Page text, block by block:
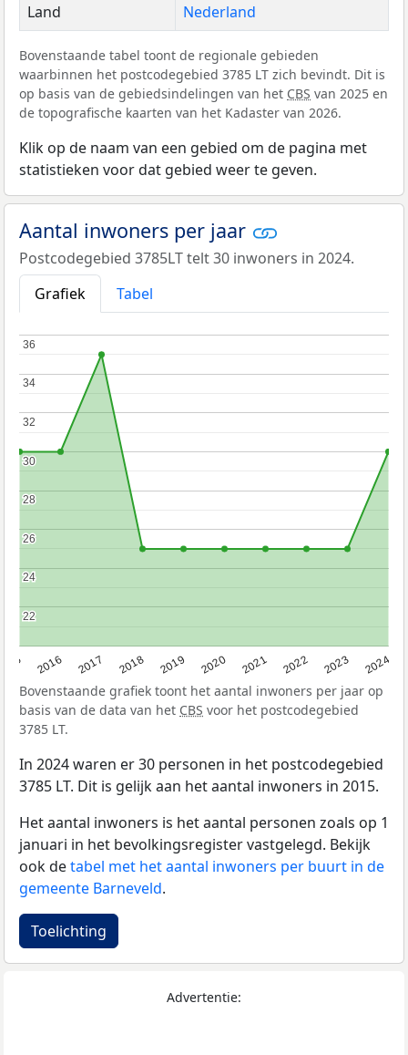
Land
Nederland
Bovenstaande tabel toont de regionale gebieden
waarbinnen het postcodegebied 3785 LT zich bevindt. Dit is
op basis van de gebiedsindelingen van het CBS van 2025 en
de topografische kaarten van het Kadaster van 2026.
Klik op de naam van een gebied om de pagina met
statistieken voor dat gebied weer te geven.
Aantal inwoners per jaar
Postcodegebied 3785LT telt 30 inwoners in 2024.
Grafiek
Tabel
2016 2017 2018 2019 2020 2021 2022 2023 2024
22
22
24
24
26
26
28
28
30
30
32
32
34
34
36
36
Bovenstaande grafiek toont het aantal inwoners per jaar op
basis van de data van het CBS voor het postcodegebied
3785 LT.
In 2024 waren er 30 personen in het postcodegebied
3785 LT. Dit is gelijk aan het aantal inwoners in 2015.
Het aantal inwoners is het aantal personen zoals op 1
januari in het bevolkingsregister vastgelegd. Bekijk
ook detabel met het aantal inwoners per buurt in de
gemeente Barneveld.
Toelichting
Advertentie: